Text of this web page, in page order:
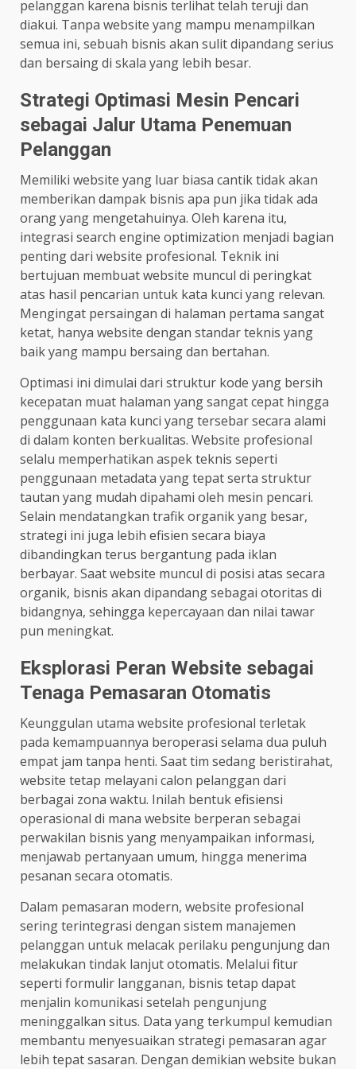
pelanggan karena bisnis terlihat telah teruji dan
diakui. Tanpa website yang mampu menampilkan
semua ini, sebuah bisnis akan sulit dipandang serius
dan bersaing di skala yang lebih besar.
Strategi Optimasi Mesin Pencari
sebagai Jalur Utama Penemuan
Pelanggan
Memiliki website yang luar biasa cantik tidak akan
memberikan dampak bisnis apa pun jika tidak ada
orang yang mengetahuinya. Oleh karena itu,
integrasi search engine optimization menjadi bagian
penting dari website profesional. Teknik ini
bertujuan membuat website muncul di peringkat
atas hasil pencarian untuk kata kunci yang relevan.
Mengingat persaingan di halaman pertama sangat
ketat, hanya website dengan standar teknis yang
baik yang mampu bersaing dan bertahan.
Optimasi ini dimulai dari struktur kode yang bersih
kecepatan muat halaman yang sangat cepat hingga
penggunaan kata kunci yang tersebar secara alami
di dalam konten berkualitas. Website profesional
selalu memperhatikan aspek teknis seperti
penggunaan metadata yang tepat serta struktur
tautan yang mudah dipahami oleh mesin pencari.
Selain mendatangkan trafik organik yang besar,
strategi ini juga lebih efisien secara biaya
dibandingkan terus bergantung pada iklan
berbayar. Saat website muncul di posisi atas secara
organik, bisnis akan dipandang sebagai otoritas di
bidangnya, sehingga kepercayaan dan nilai tawar
pun meningkat.
Eksplorasi Peran Website sebagai
Tenaga Pemasaran Otomatis
Keunggulan utama website profesional terletak
pada kemampuannya beroperasi selama dua puluh
empat jam tanpa henti. Saat tim sedang beristirahat,
website tetap melayani calon pelanggan dari
berbagai zona waktu. Inilah bentuk efisiensi
operasional di mana website berperan sebagai
perwakilan bisnis yang menyampaikan informasi,
menjawab pertanyaan umum, hingga menerima
pesanan secara otomatis.
Dalam pemasaran modern, website profesional
sering terintegrasi dengan sistem manajemen
pelanggan untuk melacak perilaku pengunjung dan
melakukan tindak lanjut otomatis. Melalui fitur
seperti formulir langganan, bisnis tetap dapat
menjalin komunikasi setelah pengunjung
meninggalkan situs. Data yang terkumpul kemudian
membantu menyesuaikan strategi pemasaran agar
lebih tepat sasaran. Dengan demikian website bukan